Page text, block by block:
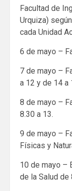
Facultad de
Urquiza)
cada Unidad
6 de mayo –
7 de mayo –
a 12 y de 14 a
8 de mayo –
8.30 a 13.
9 de mayo –
Físicas y
10 de mayo –
de la Salud de